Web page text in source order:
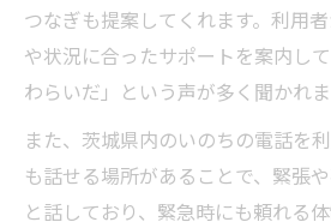
つなぎも提案してくれます。利用
や状況に合ったサポートを案内し
わらいだ」という声が多く聞かれま
また、茨城県内のいのちの電話を
も話せる場所があることで、緊張
と話しており、緊急時にも頼れる